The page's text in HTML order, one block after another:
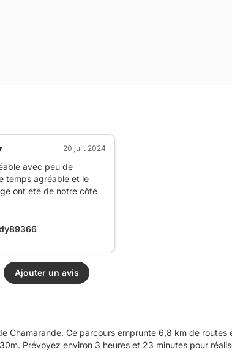
20 juil. 2024
avec peu de
temps agréable et le
ont été de notre côté
Ajouter un avis
Chamarande. Ce parcours emprunte 6,8 km de routes
Prévoyez environ 3 heures et 23 minutes pour